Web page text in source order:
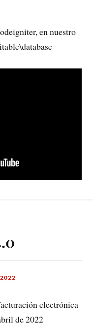
en nuestro
electrónica
de 2022